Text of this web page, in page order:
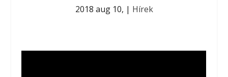
2018 aug 10, | Hírek